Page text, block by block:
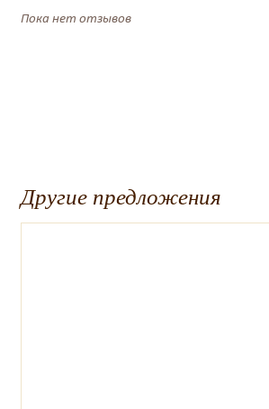
Пока нет отзывов
Другие предложения